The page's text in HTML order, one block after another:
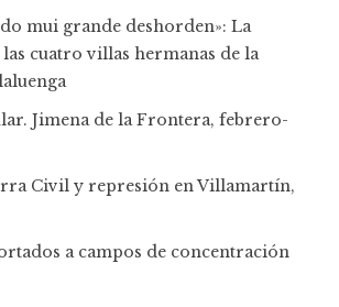
mui grande deshorden»: La
cuatro villas hermanas de la
Jimena de la Frontera, febrero-
Civil y represión en Villamartín,
a campos de concentración